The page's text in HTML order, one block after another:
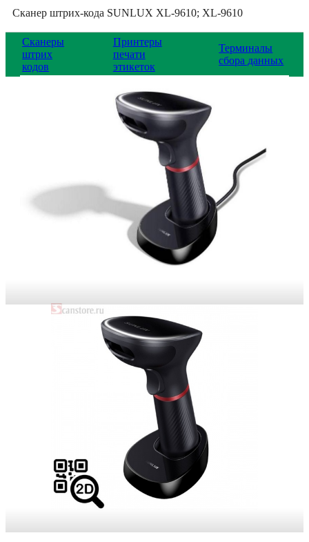
Сканер штрих-кода SUNLUX XL-9610; XL-9610
Сканеры
штрих
кодов
Принтеры
печати
этикеток
Терминалы
сбора данных